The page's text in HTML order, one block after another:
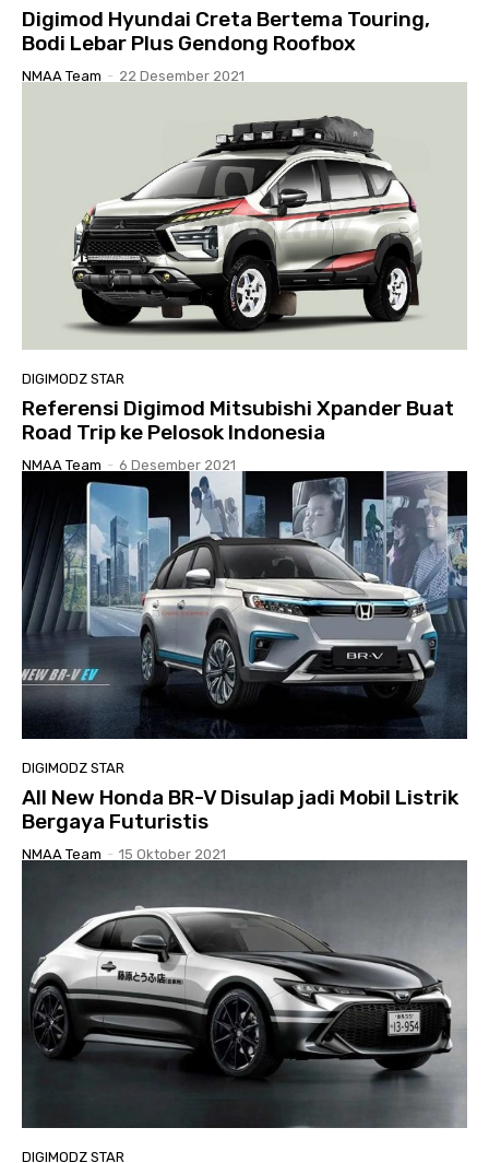
Digimod Hyundai Creta Bertema Touring,
Bodi Lebar Plus Gendong Roofbox
NMAA Team - 22 Desember 2021
DIGIMODZ STAR
Referensi Digimod Mitsubishi Xpander Buat
Road Trip ke Pelosok Indonesia
NMAA Team - 6 Desember 2021
DIGIMODZ STAR
All New Honda BR-V Disulap jadi Mobil Listrik
Bergaya Futuristis
NMAA Team - 15 Oktober 2021
DIGIMODZ STAR